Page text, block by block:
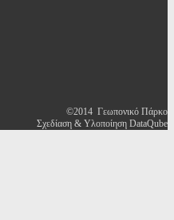
©2014 Γεωπονικό Πάρκο
Σχεδίαση & Υλοποίηση DataQube